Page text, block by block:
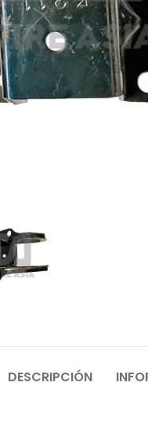
DESCRIPCIÓN